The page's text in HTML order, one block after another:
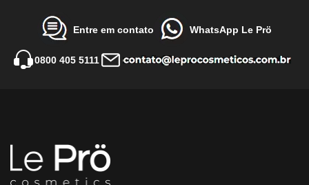
Entre em contato WhatsApp Le Prö
0800 405 5111